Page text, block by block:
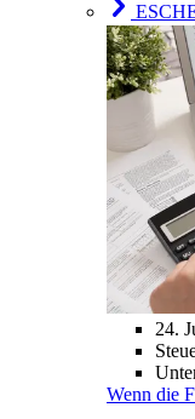
24.
Wenn die